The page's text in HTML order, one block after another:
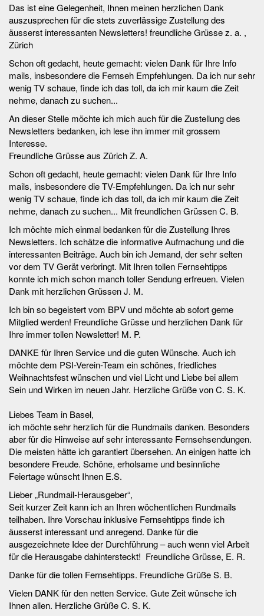
Das ist eine Gelegenheit, Ihnen meinen herzlichen Dank
auszusprechen für die stets zuverlässige Zustellung des
äusserst interessanten Newsletters! freundliche Grüsse z. a. ,
Zürich
Schon oft gedacht, heute gemacht: vielen Dank für Ihre Info
mails, insbesondere die Fernseh Empfehlungen. Da ich nur sehr
wenig TV schaue, finde ich das toll, da ich mir kaum die Zeit
nehme, danach zu suchen...
An dieser Stelle möchte ich mich auch für die Zustellung des
Newsletters bedanken, ich lese ihn immer mit grossem
Interesse.
Freundliche Grüsse aus Zürich Z. A.
Schon oft gedacht, heute gemacht: vielen Dank für Ihre Info
mails, insbesondere die TV-Empfehlungen. Da ich nur sehr
wenig TV schaue, finde ich das toll, da ich mir kaum die Zeit
nehme, danach zu suchen... Mit freundlichen Grüssen C. B.
Ich möchte mich einmal bedanken für die Zustellung Ihres
Newsletters. Ich schätze die informative Aufmachung und die
interessanten Beiträge. Auch bin ich Jemand, der sehr selten
vor dem TV Gerät verbringt. Mit Ihren tollen Fernsehtipps
konnte ich mich schon manch toller Sendung erfreuen. Vielen
Dank mit herzlichen Grüssen J. M.
Ich bin so begeistert vom BPV und möchte ab sofort gerne
Mitglied werden! Freundliche Grüsse und herzlichen Dank für
Ihre immer tollen Newsletter! M. P.
DANKE für Ihren Service und die guten Wünsche. Auch ich
möchte dem PSI-Verein-Team ein schönes, friedliches
Weihnachtsfest wünschen und viel Licht und Liebe bei allem
Sein und Wirken im neuen Jahr. Herzliche Grüße von C. S. K.
Wir bedanken uns für Ihre Mitarbeit! Die Werbung wurde sehr
gut gemacht und hat dazu beigetragen, mehrere neue Kunden
für unser Online-Casino zu gewinnen. Wir waren angenehm
überrascht, dass Sie mit der Glücksspielbranche
zusammenarbeiten. Daher freuen wir uns, Werbematerial für die
Kampagne "5 eur einzahlen 25 eur bonus
Websites veröffentlicht zu haben. In naher Zukunft planen wir,
wieder mit Ihnen zusammenzuarbeiten. Danke!
Orbz, Tim
Liebes Team in Basel,
ich möchte sehr herzlich für die Rundmails danken. Besonders
aber für die Hinweise auf sehr interessante Fernsehsendungen.
Die meisten hätte ich garantiert übersehen. An einigen hatte ich
besondere Freude. Schöne, erholsame und besinnliche
Feiertage wünscht Ihnen E.S.
Lieber „Rundmail-Herausgeber“,
Seit kurzer Zeit kann ich an Ihren wöchentlichen Rundmails
teilhaben. Ihre Vorschau inklusive Fernsehtipps finde ich
äusserst interessant und anregend. Danke für die
ausgezeichnete Idee der Durchführung – auch wenn viel Arbeit
für die Herausgabe dahintersteckt! Freundliche Grüsse, E. R.
Danke für die tollen Fernsehtipps. Freundliche Grüße S. B.
Vielen DANK für den netten Service. Gute Zeit wünsche ich
Ihnen allen. Herzliche Grüße C. S. K.